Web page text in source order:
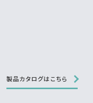
製品カタログはこちら